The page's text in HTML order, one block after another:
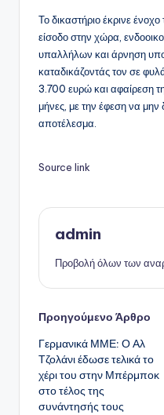
Το δικαστήριο έκρινε
είσοδο στην χώρα,
υπαλλήλων και άρνηση
καταδικάζοντάς τον σε
3.700 ευρώ και αφαίρεση
μήνες, με την έφεση να μην
αποτέλεσμα.
Source link
admin
Προβολή όλων των
Πλοήγηση
Προηγούμενο Άρθρο
Γερμανικά ΜΜΕ: Ο Αλ
Τζολάνι έδωσε τελικά το
χέρι του στην Μπέρμποκ
στο τέλος της
συνάντησής τους